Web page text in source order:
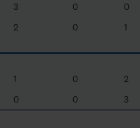
3 0 0
2 0 1
1 0 2
0 0 3